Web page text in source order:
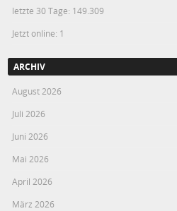
letzte 30 Tage: 149.309
Jetzt online: 1
ARCHIV
August 2026
Juli 2026
Juni 2026
Mai 2026
April 2026
März 2026